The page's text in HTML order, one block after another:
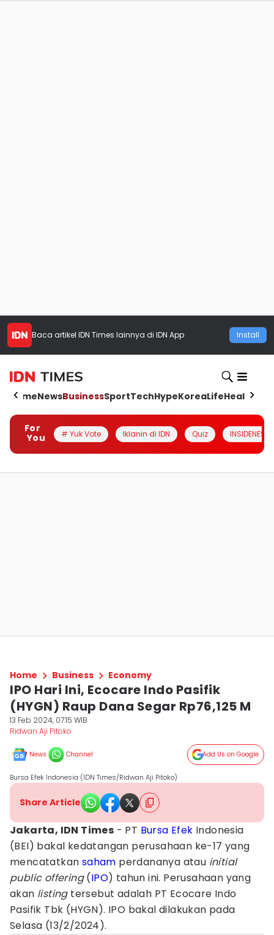
Baca artikel IDN Times lainnya di IDN App Install
HomeNewsBusinessSportTechHypeKoreaLifeHealth
For
You
# Yuk Vote Iklanin di IDN Quiz INSIDENESIA
Home Business Economy
IPO Hari Ini, Ecocare Indo Pasifik
(HYGN) Raup Dana Segar Rp76,125 M
13 Feb 2024, 07:15 WIB
Ridwan Aji Pitoko
News Channel Add Us on Google
Bursa Efek Indonesia (IDN Times/Ridwan Aji Pitoko)
Share Article
Jakarta, IDN Times - PT Bursa Efek Indonesia
(BEI) bakal kedatangan perusahaan ke-17 yang
mencatatkan saham perdananya atau initial
public offering(IPO) tahun ini. Perusahaan yang
akan listingtersebut adalah PT Ecocare Indo
Pasifik Tbk (HYGN). IPO bakal dilakukan pada
Selasa (13/2/2024).